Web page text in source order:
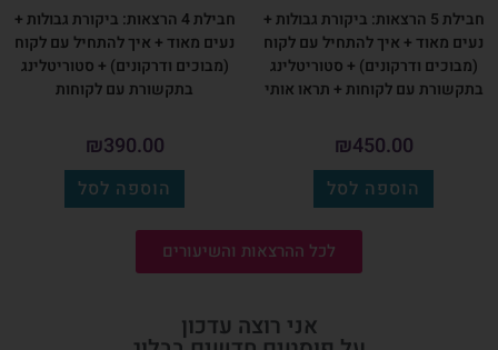
חבילת 5 הרצאות: ביקורת גבולות +
נעים מאוד + איך להתחיל עם לקוח
(מבוכים ודרקונים) + סטוריטלינג
בתקשורת עם לקוחות + תראו אותי
₪450.00
הוספה לסל
חבילת 4 הרצאות: ביקורת גבולות +
נעים מאוד + איך להתחיל עם לקוח
(מבוכים ודרקונים) + סטוריטלינג
בתקשורת עם לקוחות
₪390.00
הוספה לסל
לכל ההרצאות והשיעורים
אני רוצה עדכון